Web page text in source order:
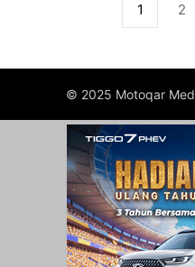
1 2
© 2025 Motoqar